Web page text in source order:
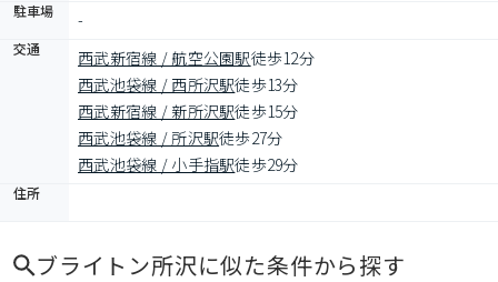
駐車場 -
交通 西武新宿線 / 航空公園駅徒歩12分
西武池袋線 / 西所沢駅徒歩13分
西武新宿線 / 新所沢駅徒歩15分
西武池袋線 / 所沢駅徒歩27分
西武池袋線 / 小手指駅徒歩29分
住所
ブライトン所沢に似た条件から探す